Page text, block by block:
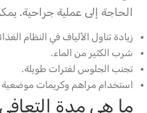
الحاجة إلى عملية جراحية.
زيادة تناول الألياف في النظام
شرب الكثير من الماء.
تجنب الجلوس لفترات طويلة.
استخدام مراهم وكريمات
ما هي مدة